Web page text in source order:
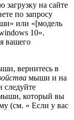
на сайте
по запросу
или «[модель
10».
вашего
вернитесь в
мыши и на
следуйте
мыши, который вы
(см. « Если у вас